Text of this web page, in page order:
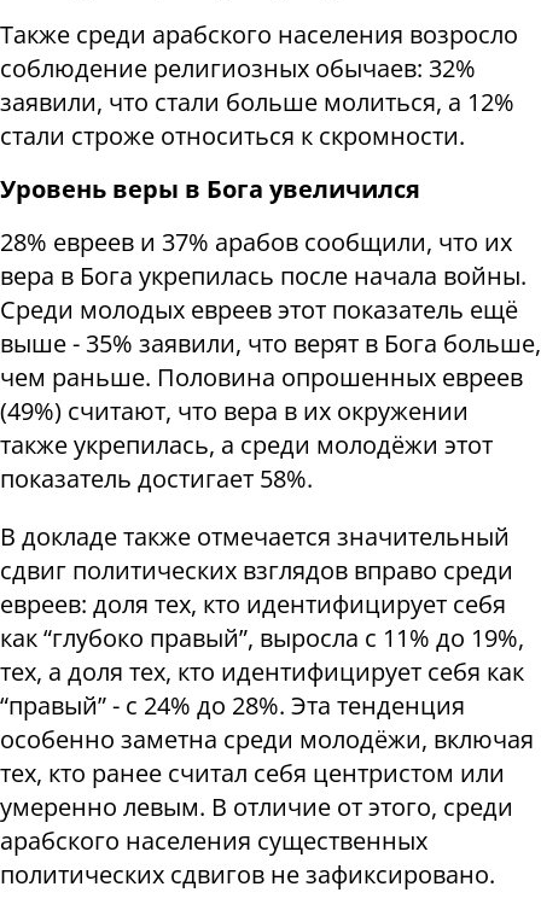
Также среди арабского населения возросло
соблюдение религиозных обычаев: 32%
заявили, что стали больше молиться, а 12%
стали строже относиться к скромности.
Уровень веры в Бога увеличился
28% евреев и 37% арабов сообщили, что их
вера в Бога укрепилась после начала войны.
Среди молодых евреев этот показатель ещё
выше - 35% заявили, что верят в Бога больше,
чем раньше. Половина опрошенных евреев
(49%) считают, что вера в их окружении
также укрепилась, а среди молодёжи этот
показатель достигает 58%.
В докладе также отмечается значительный
сдвиг политических взглядов вправо среди
евреев: доля тех, кто идентифицирует себя
как “глубоко правый”, выросла с 11% до 19%,
тех, а доля тех, кто идентифицирует себя как
“правый” - с 24% до 28%. Эта тенденция
особенно заметна среди молодёжи, включая
тех, кто ранее считал себя центристом или
умеренно левым. В отличие от этого, среди
арабского населения существенных
политических сдвигов не зафиксировано.